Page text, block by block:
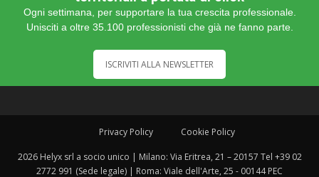
Ogni settimana, per supportare la tua crescita professionale.
Unisciti a oltre 35.100 professionisti che già ne fanno parte.
ISCRIVITI ALLA NEWSLETTER
Privacy Policy Cookie Policy
2026 Helyx srl a socio unico | Milano: Via Eritrea, 21 – 20157 Tel +39 02
2772 991 (Sede legale) | Roma: Viale dell'Arte, 25 - 00144 PEC